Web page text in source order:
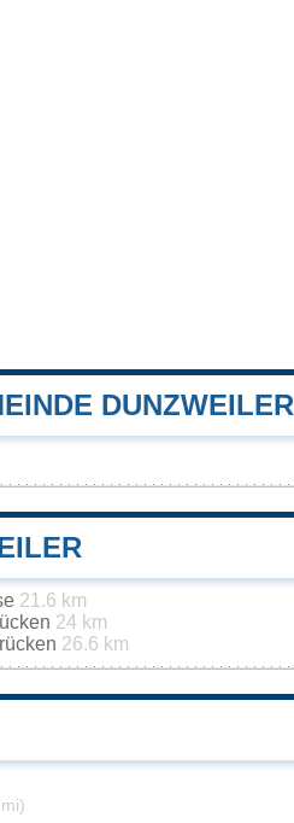
DUNZWEILER
21.6 km
24 km
26.6 km